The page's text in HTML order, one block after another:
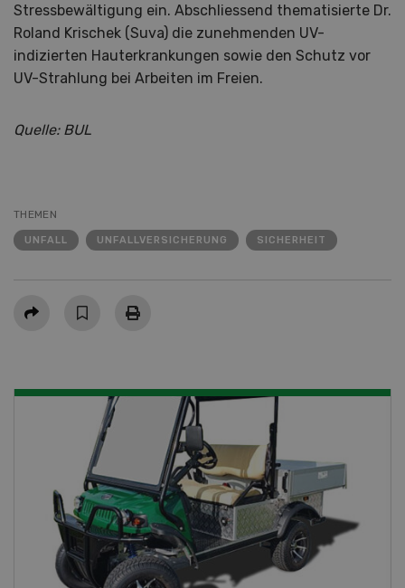
Stressbewältigung ein. Abschliessend thematisierte Dr.
Roland Krischek (Suva) die zunehmenden UV-
indizierten Hauterkrankungen sowie den Schutz vor
UV-Strahlung bei Arbeiten im Freien.
Quelle: BUL
THEMEN
UNFALL UNFALLVERSICHERUNG SICHERHEIT
Teilen